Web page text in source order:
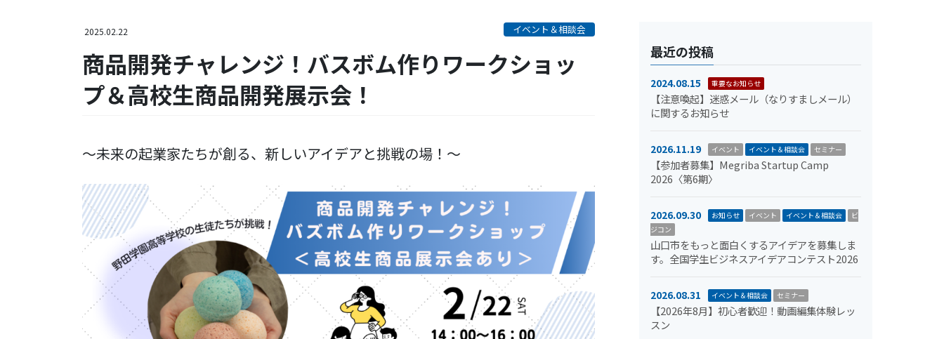
2025.02.22 イベント＆相談会
商品開発チャレンジ！バスボム作りワークショッ
プ＆高校生商品開発展示会！
～未来の起業家たちが創る、新しいアイデアと挑戦の場！～
最近の投稿
2024.08.15 重要なお知らせ
【注意喚起】迷惑メール（なりすましメール）
に関するお知らせ
2026.11.19 イベント イベント＆相談会 セミナー
【参加者募集】Megriba Startup Camp
2026〈第6期〉
2026.09.30 お知らせ イベント イベント＆相談会
ビ
ジコン
山口市をもっと面白くするアイデアを募集しま
す。全国学生ビジネスアイデアコンテスト2026
2026.08.31 イベント＆相談会 セミナー
【2026年8月】初心者歓迎！動画編集体験レッ
スン